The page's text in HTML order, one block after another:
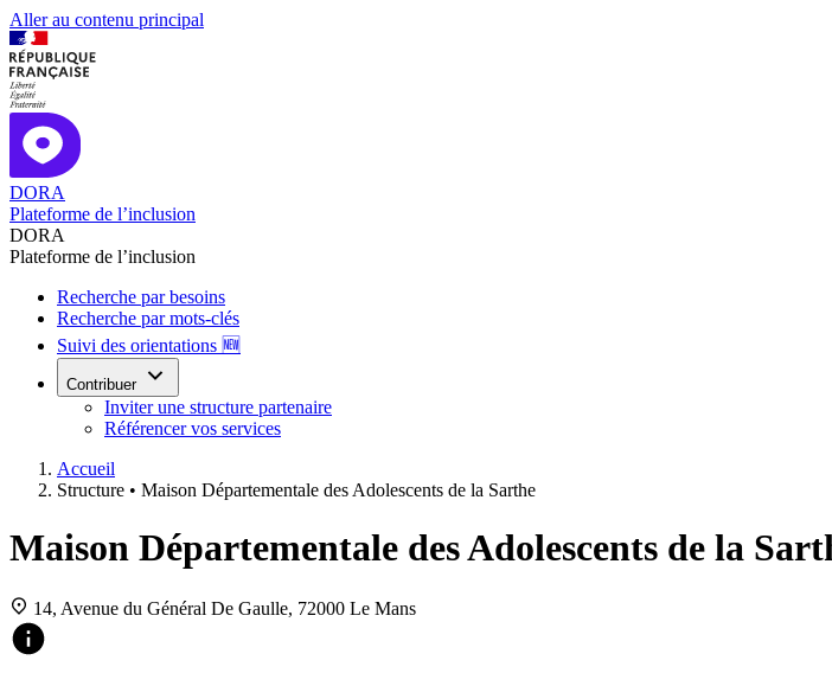
Aller au contenu principal
DORA
Plateforme de l’inclusion
DORA
Plateforme de l’inclusion
Recherche par besoins
Recherche par mots-clés
Suivi des orientations 🆕
Contribuer
Inviter une structure partenaire
Référencer vos services
Accueil
Structure • Maison Départementale des Adolescents de la Sarthe
Maison Départementale des Adolescents de la
14, Avenue du Général De Gaulle, 72000 Le Mans